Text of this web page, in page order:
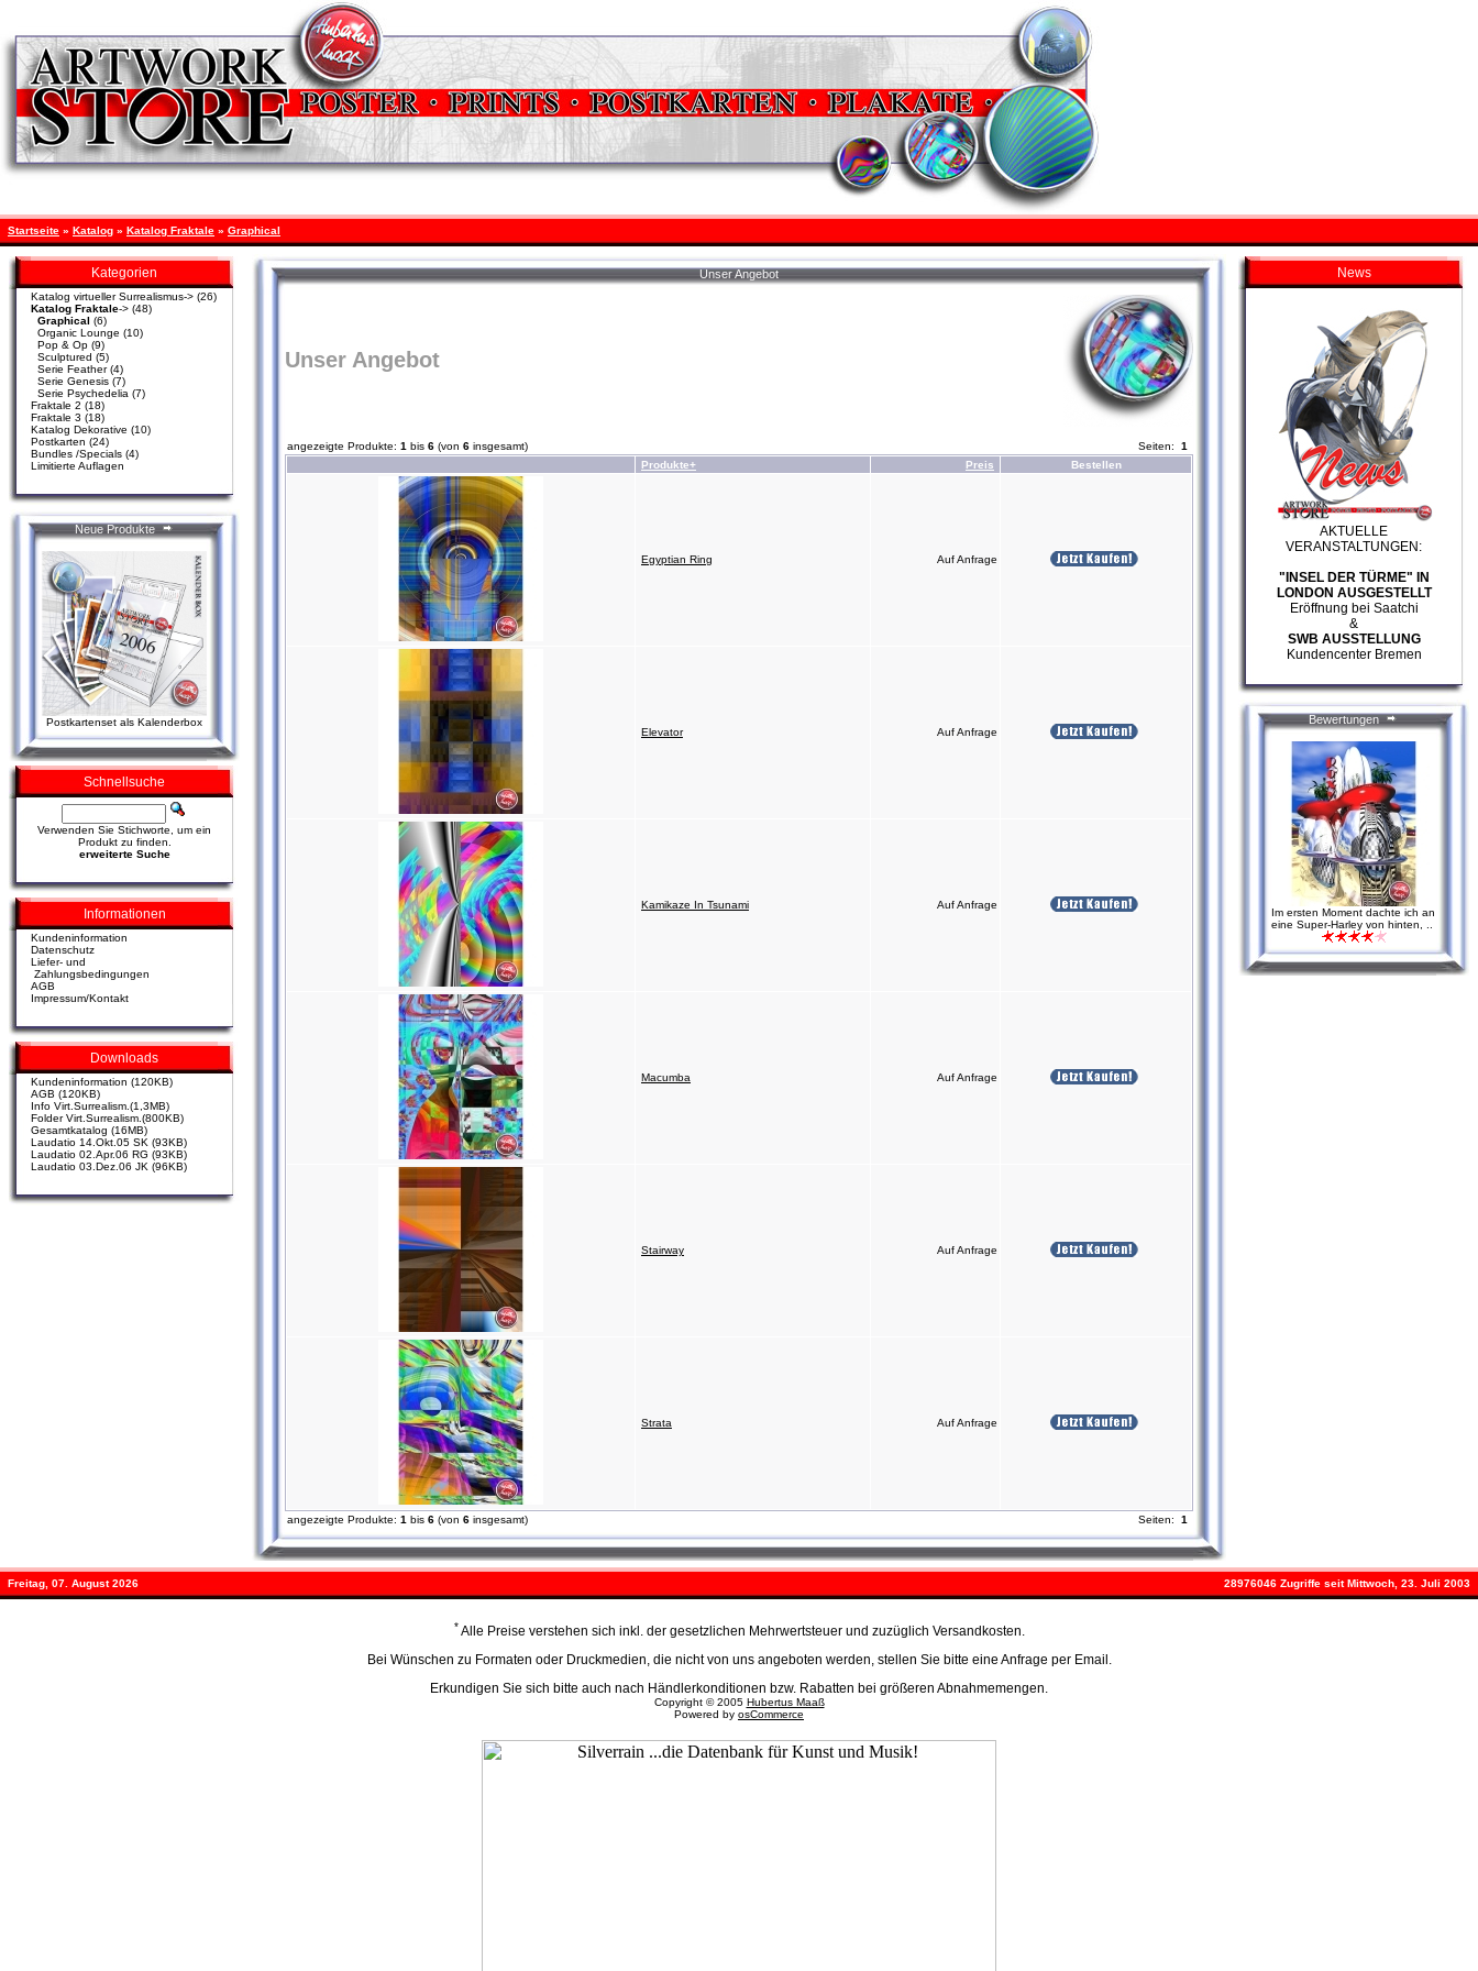
Startseite » Katalog » Katalog Fraktale » Graphical
Kategorien
Katalog virtueller Surrealismus-> (26)
Katalog Fraktale-> (48)
Graphical (6)
Organic Lounge (10)
Pop & Op (9)
Sculptured (5)
Serie Feather(4)
Serie Genesis (7)
Serie Psychedelia (7)
Fraktale 2 (18)
Fraktale 3 (18)
Katalog Dekorative (10)
Postkarten (24)
Bundles /Specials (4)
Limitierte Auflagen
Neue Produkte
Postkartenset als Kalenderbox
Schnellsuche
Verwenden Sie Stichworte, um ein
Produkt zu finden.
erweiterte Suche
Informationen
Kundeninformation
Datenschutz
Liefer- und
Zahlungsbedingungen
AGB
Impressum/Kontakt
Downloads
Kundeninformation (120KB)
AGB (120KB)
Info Virt.Surrealism.(1,3MB)
Folder Virt.Surrealism.(800KB)
Gesamtkatalog (16MB)
Laudatio 14.Okt.05 SK (93KB)
Laudatio 02.Apr.06 RG (93KB)
Laudatio 03.Dez.06 JK (96KB)
Unser Angebot
Unser Angebot
angezeigte Produkte: 1 bis 6 (von 6 insgesamt) Seiten: 1
Produkte+
Preis Bestellen
Egyptian Ring Auf Anfrage
Elevator Auf Anfrage
Kamikaze In Tsunami Auf Anfrage
Macumba Auf Anfrage
Stairway Auf Anfrage
Strata Auf Anfrage
angezeigte Produkte: 1 bis 6 (von 6 insgesamt) Seiten: 1
News
AKTUELLE
VERANSTALTUNGEN:
"INSEL DER TÜRME" IN
LONDON AUSGESTELLT
Eröffnung bei Saatchi
&
SWB AUSSTELLUNG
Kundencenter Bremen
Bewertungen
Im ersten Moment dachte ich an
eine Super-Harley von hinten, ..
Freitag, 07. August 2026 28976046 Zugriffe seit Mittwoch, 23. Juli 2003
* Alle Preise verstehen sich inkl. der gesetzlichen Mehrwertsteuer und zuzüglich Versandkosten.
Bei Wünschen zu Formaten oder Druckmedien, die nicht von uns angeboten werden, stellen Sie bitte eine Anfrage per Email.
Erkundigen Sie sich bitte auch nach Händlerkonditionen bzw. Rabatten bei größeren Abnahmemengen.
Copyright © 2005 Hubertus Maaß
Powered by osCommerce